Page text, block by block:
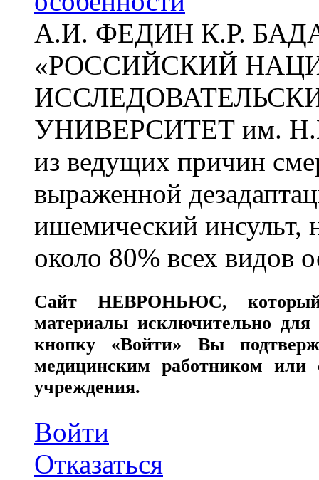
А.И. ФЕДИН К.Р.
«РОССИЙСКИЙ
УНИВЕРСИТЕТ им.
из ведущих причин
выраженной
ишемический инсульт,
около 80% всех видов
СайтНЕВРОНЬЮС,
материалы исключительно для
кнопку «Войти» Вы
медицинским работником или
учреждения.
Войти
Отказаться